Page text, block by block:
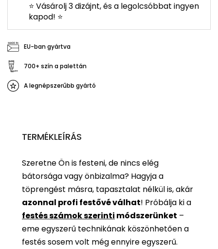
⭐ Vásárolj 3 dizájnt, és a legolcsóbbat ingyen
kapod! ⭐
EU-ban gyártva
700+ szín a palettán
A legnépszerűbb gyártó
TERMÉKLEÍRÁS
Szeretne Ön is festeni, de nincs elég
bátorsága vagy önbizalma? Hagyja a
töprengést másra, tapasztalat nélkül is, akár
azonnal profi festővé válhat! Próbálja ki a
festés számok szerinti módszerünket –
eme egyszerű technikának köszönhetően a
festés sosem volt még ennyire egyszerű.